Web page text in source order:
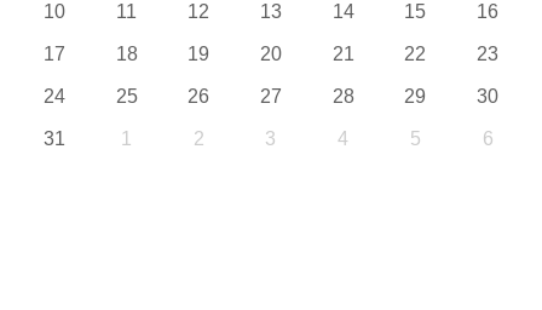
10 11 12 13 14 15 16
17 18 19 20 21 22 23
24 25 26 27 28 29 30
31 1 2 3 4 5 6